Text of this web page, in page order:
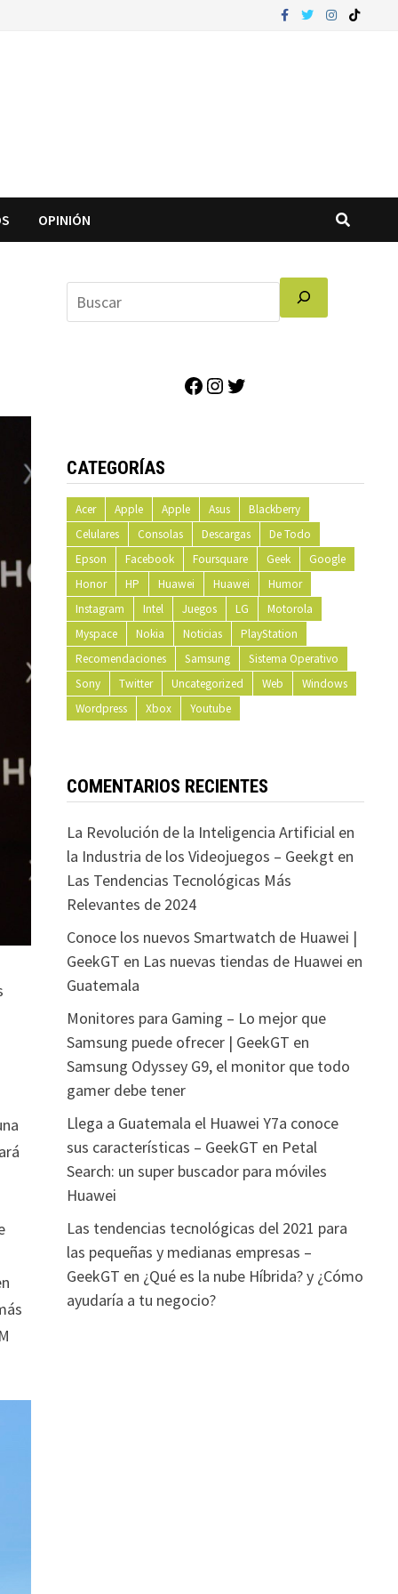
OPINIÓN
Facebook
Instagram
CATEGORÍAS
Acer Apple Apple Asus
Blackberry
Celulares
Consolas Descargas
De Todo
Epson
Facebook Foursquare Geek
Google
Honor
HP Huawei Huawei
Humor
Instagram
Intel Juegos LG
Motorola
Myspace
Nokia Noticias
PlayStation
Recomendaciones
Samsung
Sistema Operativo
Sony
Twitter Uncategorized Web
Windows
Wordpress
Xbox Youtube
COMENTARIOS RECIENTES
La Revolución de la Inteligencia Artificial en
la Industria de los Videojuegos – Geekgten
Las Tendencias Tecnológicas Más
Relevantes de 2024
Conoce los nuevos Smartwatch de Huawei |
GeekGT en Las nuevas tiendas de Huawei en
Guatemala
Monitores para Gaming – Lo mejor que
Samsung puede ofrecer | GeekGT en
Samsung Odyssey G9, el monitor que todo
gamer debe tener
Llega a Guatemala el Huawei Y7a conoce
sus características – GeekGT en Petal
Search: un super buscador para móviles
Huawei
Las tendencias tecnológicas del 2021 para
las pequeñas y medianas empresas –
GeekGT en ¿Qué es la nube Híbrida? y ¿Cómo
ayudaría a tu negocio?